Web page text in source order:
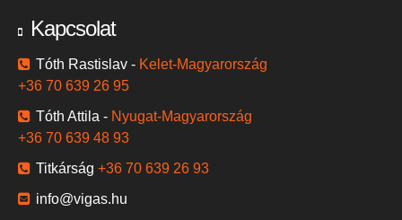
Kapcsolat
Tóth Rastislav - Kelet-Magyarország
+36 70 639 26 95
Tóth Attila - Nyugat-Magyarország
+36 70 639 48 93
Titkárság +36 70 639 26 93
info@vigas.hu